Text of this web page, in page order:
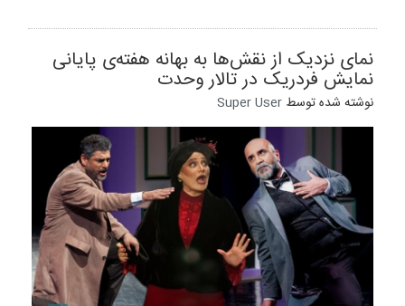
نمای نزدیک از نقش‌ها به بهانه هفته‌ی پایانی
نمایش فردریک در تالار ‌وحدت
نوشته شده توسط Super User